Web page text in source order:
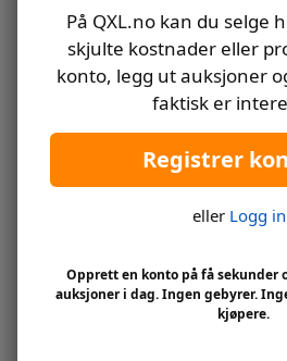
TYSKE RIKET – MICHEL 539
Danmark gammel frimerker
DIV
På QXL.no kan du selge
skjulte kostnader eller
konto, legg ut auksjoner
faktisk er
Registrer
eller Logg
Opprett en konto på få sekunder
auksjoner i dag. Ingen gebyrer.
kjøpere.